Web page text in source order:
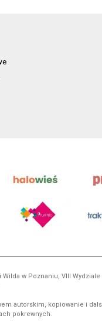
w Poznaniu, VIII Wydziale
autorskim, kopiowanie i
pokrewnych.